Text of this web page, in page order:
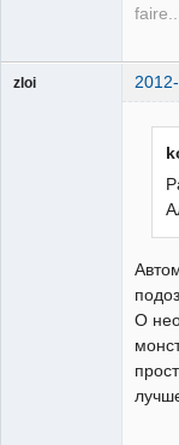
zloi
О